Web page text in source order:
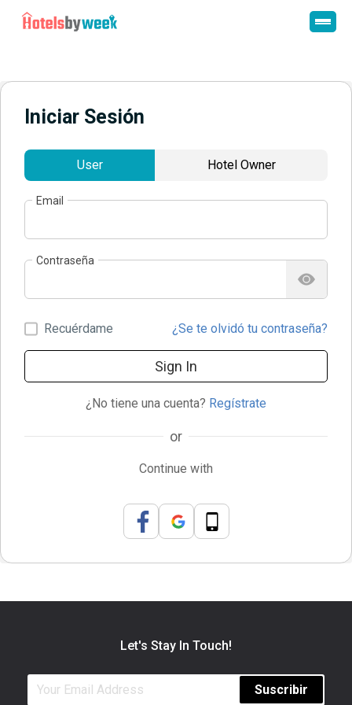
Iniciar Sesión
User Hotel Owner
Email
Contraseña
Recuérdame ¿Se te olvidó tu contraseña?
Sign In
¿No tiene una cuenta? Regístrate
or
Continue with
Let's Stay In Touch!
Suscribir